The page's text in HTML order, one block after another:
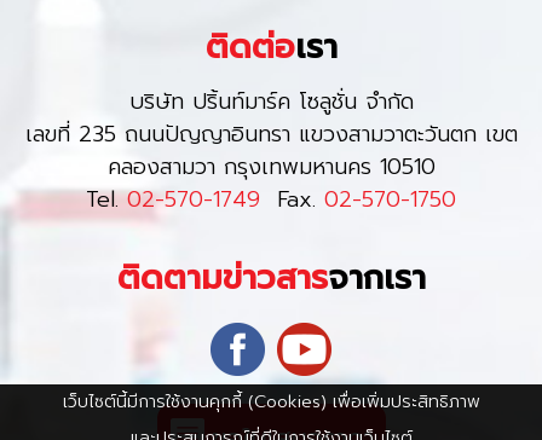
ติดต่อเรา
บริษัท ปริ้นท์มาร์ค โซลูชั่น จำกัด
เลขที่ 235 ถนนปัญญาอินทรา แขวงสามวาตะวันตก เขต
คลองสามวา กรุงเทพมหานคร 10510
Tel.02-570-1749 Fax. 02-570-1750
ติดตามข่าวสารจากเรา
เว็บไซต์นี้มีการใช้งานคุกกี้ (Cookies) เพื่อเพิ่มประสิทธิภาพ